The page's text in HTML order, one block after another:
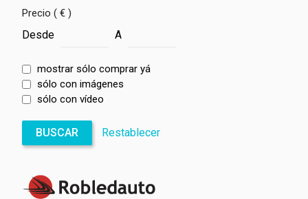
Precio ( € )
Desde A
mostrar sólo comprar yá
sólo con imágenes
sólo con vídeo
BUSCAR Restablecer